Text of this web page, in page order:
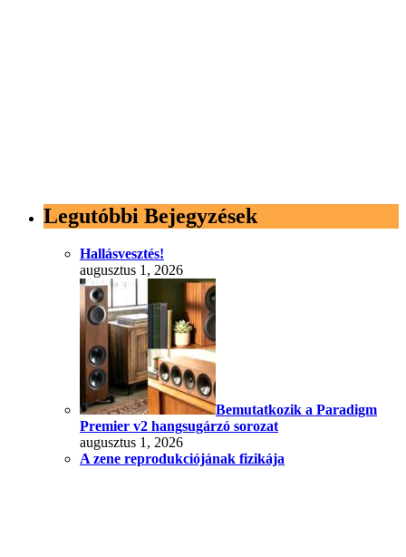
Legutóbbi Bejegyzések
Hallásvesztés!
augusztus 1, 2026
Bemutatkozik a Paradigm
Premier v2 hangsugárzó sorozat
augusztus 1, 2026
A zene reprodukciójának fizikája